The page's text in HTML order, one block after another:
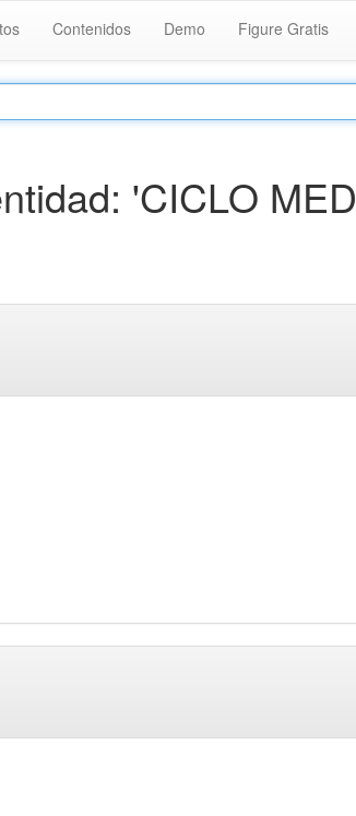
Contenidos Demo Figure Gratis
'CICLO MED